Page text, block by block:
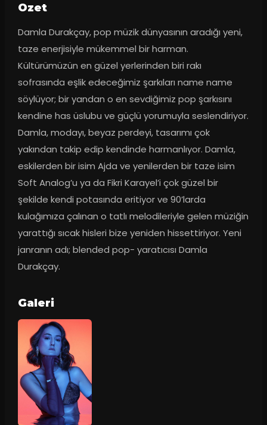
Ozet
Damla Durakçay, pop müzik dünyasının aradığı yeni,
taze enerjisiyle mükemmel bir harman.
Kültürümüzün en güzel yerlerinden biri rakı
sofrasında eşlik edeceğimiz şarkıları name name
söylüyor; bir yandan o en sevdiğimiz pop şarkısını
kendine has üslubu ve güçlü yorumuyla seslendiriyor.
Damla, modayı, beyaz perdeyi, tasarımı çok
yakından takip edip kendinde harmanlıyor. Damla,
eskilerden bir isim Ajda ve yenilerden bir taze isim
Soft Analog’u ya da Fikri Karayel’i çok güzel bir
şekilde kendi potasında eritiyor ve 90’larda
kulağımıza çalınan o tatlı melodileriyle gelen müziğin
yarattığı sıcak hisleri bize yeniden hissettiriyor. Yeni
janranın adı; blended pop- yaratıcısı Damla
Durakçay.
Galeri